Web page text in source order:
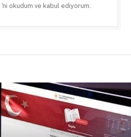
'ni okudum ve kabul ediyorum.